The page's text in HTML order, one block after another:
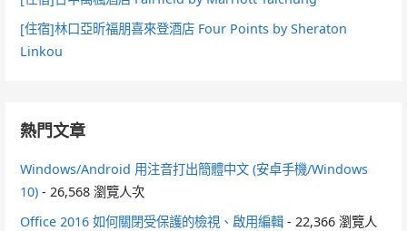
[住宿]林口亞昕福朋喜來登酒店 Four Points by Sheraton
Linkou
熱門文章
Windows/Android 用注音打出簡體中文 (安卓手機/Windows
10) - 26,568 瀏覽人次
Office 2016 如何關閉受保護的檢視、啟用編輯 - 22,366 瀏覽人